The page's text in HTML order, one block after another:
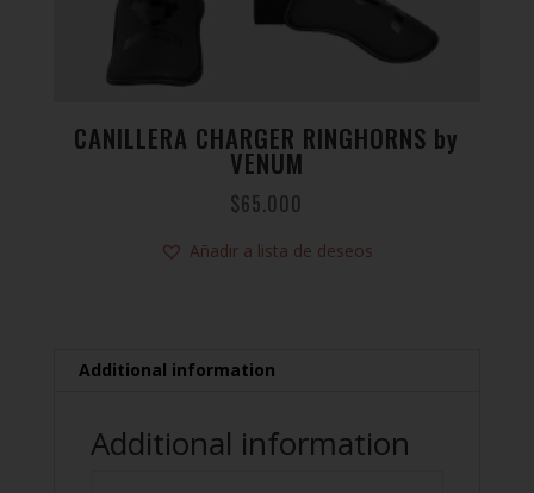
CANILLERA CHARGER RINGHORNS by
VENUM
$65.000
Añadir a lista de deseos
Additional information
Additional information